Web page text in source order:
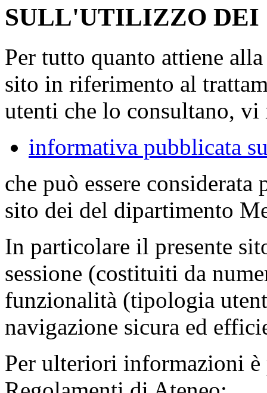
SULL'UTILIZZO DEI
Per tutto quanto attiene
sito in riferimento al
utenti che lo consultano,
informativa pubblicata
che può essere
sito dei del dipartimento
In particolare il presente
sessione (costituiti da
funzionalità (tipologia
navigazione sicura ed
Per ulteriori informazioni è